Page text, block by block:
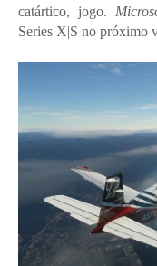
catártico, jogo.
Series X|S no próximo